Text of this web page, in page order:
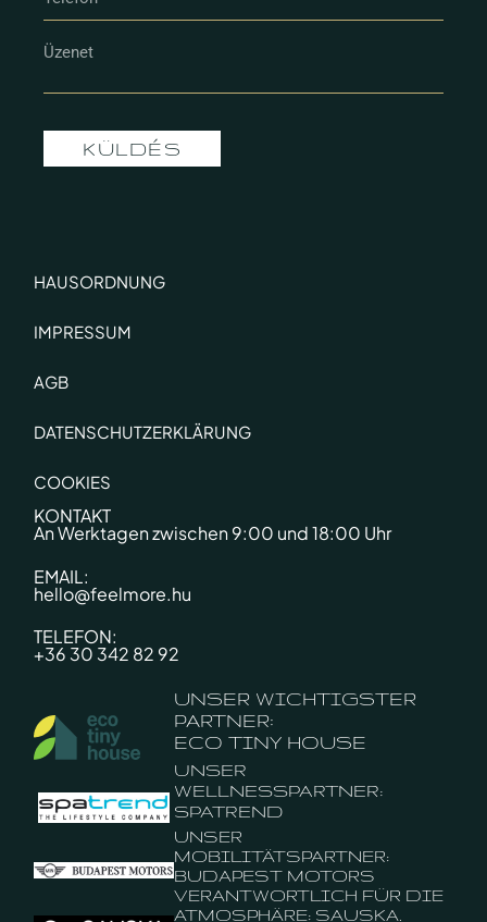
KÜLDÉS
HAUSORDNUNG
IMPRESSUM
AGB
DATENSCHUTZERKLÄRUNG
COOKIES
KONTAKT
An Werktagen zwischen 9:00 und 18:00 Uhr
EMAIL:
hello@feelmore.hu
TELEFON:
+36 30 342 82 92
UNSER WICHTIGSTER
PARTNER:
ECO TINY HOUSE
UNSER
WELLNESSPARTNER:
SPATREND
UNSER
MOBILITÄTSPARTNER:
BUDAPEST MOTORS
VERANTWORTLICH FÜR DIE
ATMOSPHÄRE: SAUSKA.